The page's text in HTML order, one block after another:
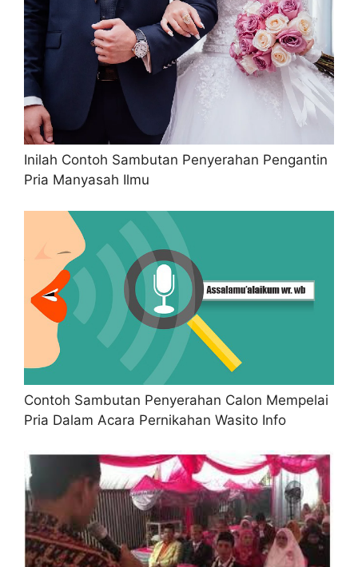
Inilah Contoh Sambutan Penyerahan Pengantin
Pria Manyasah Ilmu
Contoh Sambutan Penyerahan Calon Mempelai
Pria Dalam Acara Pernikahan Wasito Info